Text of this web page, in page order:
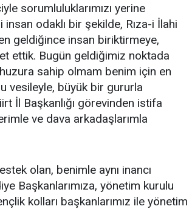
sorumluluklarımızı yerine
odaklı bir şekilde, Rıza-i İlahi
geldiğince insan biriktirmeye,
ettik. Bugün geldiğimiz noktada
sahip olmam benim için en
vesileyle, büyük bir gururla
İl Başkanlığı görevinden istifa
ve dava arkadaşlarımla
olan, benimle aynı inancı
Başkanlarımıza, yönetim kurulu
kolları başkanlarımız ile yönetim